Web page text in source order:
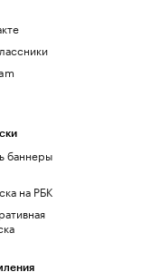
баннеры
на РБК